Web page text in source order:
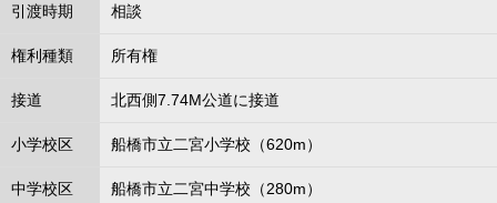
引渡時期 相談
権利種類 所有権
接道 北西側7.74M公道に接道
小学校区 船橋市立二宮小学校（620m）
中学校区 船橋市立二宮中学校（280m）